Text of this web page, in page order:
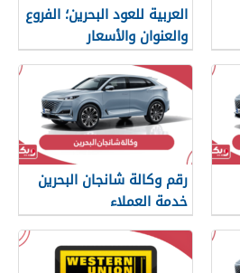
العربية للعود البحرين؛ الفروع
والعنوان والأسعار
رقم وكالة شانجان البحرين
خدمة العملاء